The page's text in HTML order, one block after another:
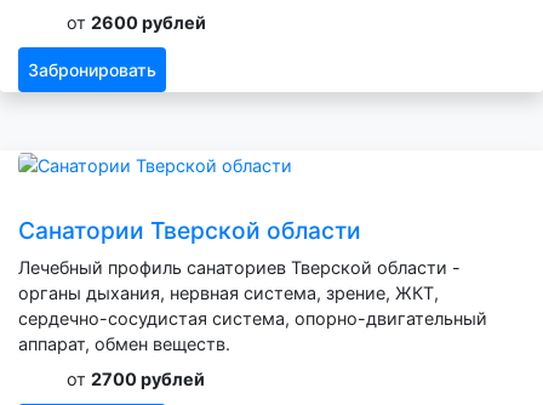
от 2600 рублей
Забронировать
Санатории Тверской области
Лечебный профиль санаториев Тверской области -
органы дыхания, нервная система, зрение, ЖКТ,
сердечно-сосудистая система, опорно-двигательный
аппарат, обмен веществ.
от 2700 рублей